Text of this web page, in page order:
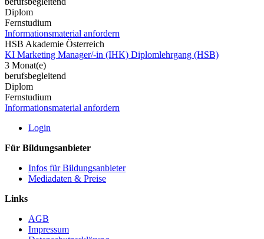
Diplom
Fernstudium
Informationsmaterial anfordern
HSB Akademie Österreich
KI Marketing Manager/-in (IHK) Diplomlehrgang (HSB)
3 Monat(e)
berufsbegleitend
Diplom
Fernstudium
Informationsmaterial anfordern
Login
Für Bildungsanbieter
Infos für Bildungsanbieter
Mediadaten & Preise
Links
AGB
Impressum